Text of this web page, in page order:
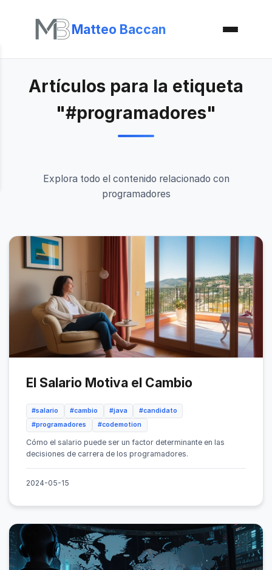
Matteo Baccan
Artículos para la etiqueta
"#programadores"
Explora todo el contenido relacionado con
programadores
El Salario Motiva el Cambio
#salario #cambio #java
#candidato
#programadores
#codemotion
Cómo el salario puede ser un factor determinante en las
decisiones de carrera de los programadores.
2024-05-15